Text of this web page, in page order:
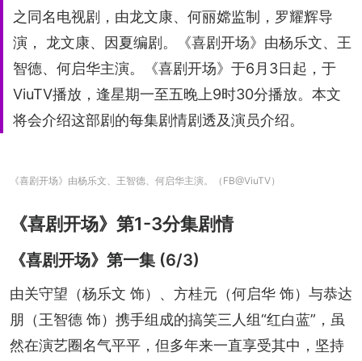
之同名电视剧，由龙文康、何丽嫦监制，罗耀辉导
演， 龙文康、因夏编剧。《喜剧开场》由杨乐文、王
智德、何启华主演。《喜剧开场》于6月3日起，于
ViuTV播放，逢星期一至五晚上9时30分播放。本文
将会介绍这部剧的每集剧情剧透及演员介绍。
《喜剧开场》由杨乐文、王智德、何启华主演。（FB@ViuTV）
《喜剧开场》第1-3分集剧情
《喜剧开场》第一集 (6/3)
由关守望（杨乐文 饰）、方桂元（何启华 饰）与恭达
朋（王智德 饰）携手组成的搞笑三人组“红白蓝”，虽
然在演艺圈名气平平，但多年来一直享受其中，坚持